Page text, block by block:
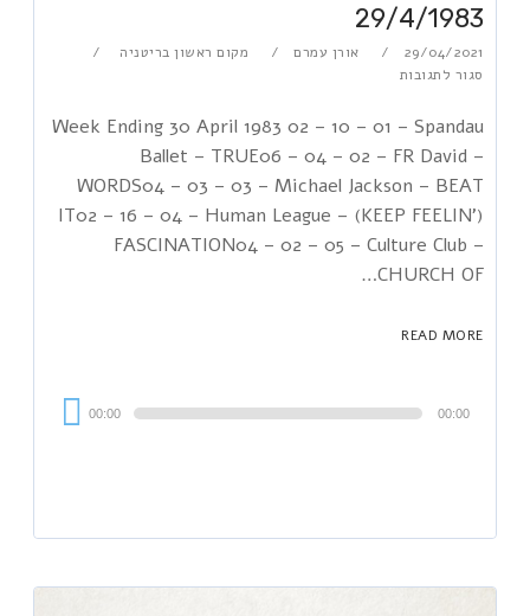
29/4/1983
29/04/2021 אורן עמרם
מקום ראשון בריטניה
סגור לתגובות
Week Ending 30 April 1983 02 – 10 – 01 – Spandau
Ballet – TRUE06 – 04 – 02 – FR David –
WORDS04 – 03 – 03 – Michael Jackson – BEAT
IT02 – 16 – 04 – Human League – (KEEP FEELIN')
FASCINATION04 – 02 – 05 – Culture Club –
CHURCH OF…
READ MORE
00:00 00:00